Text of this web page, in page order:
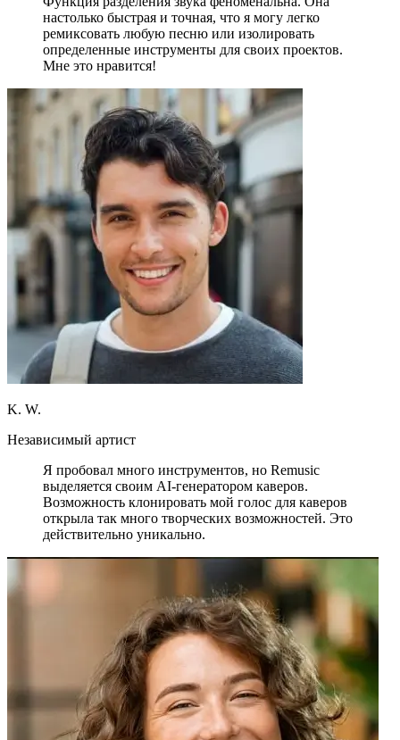
настолько быстрая и точная, что я могу легко
ремиксовать любую песню или изолировать
определенные инструменты для своих проектов.
Мне это нравится!
K. W.
Независимый артист
Я пробовал много инструментов, но Remusic
выделяется своим AI-генератором каверов.
Возможность клонировать мой голос для каверов
открыла так много творческих возможностей. Это
действительно уникально.